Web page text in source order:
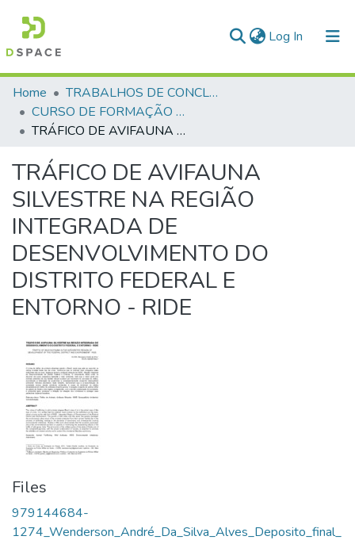
Log In (current)
Communities & Collections
All of DSpace
Home
TRABALHOS DE CONCLUSÃO DE CURSO - CFP (CURSO DE FORMAÇÃO DE PRAÇAS)
CURSO DE FORMAÇÃO DE PRAÇAS - CFP - 2018
TRÁFICO DE AVIFAUNA SILVESTRE NA REGIÃO INTEGRADA DE DESENVOLVIMENTO DO DISTRITO FEDERAL E ENTORNO - RIDE
TRÁFICO DE AVIFAUNA
SILVESTRE NA REGIÃO
INTEGRADA DE
DESENVOLVIMENTO DO
DISTRITO FEDERAL E
ENTORNO - RIDE
Files
979144684-
1274_Wenderson_André_Da_Silva_Alves_Deposito_final_